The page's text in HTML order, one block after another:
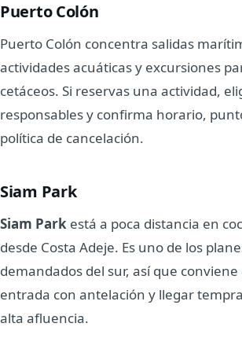
Puerto Colón
Puerto Colón concentra salidas
actividades acuáticas y excursiones
cetáceos. Si reservas una actividad,
responsables y confirma horario,
política de cancelación.
Siam Park
Siam Park está a poca distancia en
desde Costa Adeje. Es uno de los
demandados del sur, así que
entrada con antelación y llegar
alta afluencia.